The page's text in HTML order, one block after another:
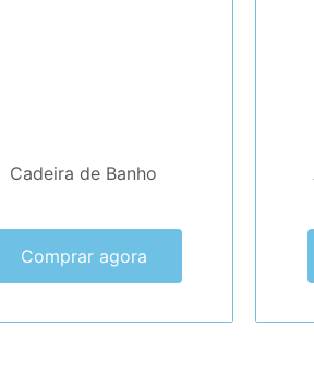
Cadeira de Banho
Comprar agora